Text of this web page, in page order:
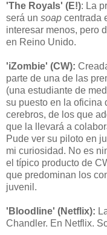
'The Royals' (E!): La
será un soap centrada
interesar menos, pero
en Reino Unido.
'iZombie' (CW):
parte de una de las
(una estudiante de
su puesto en la oficina
cerebros, de los que
que la llevará a
Pude ver su piloto en
mi curiosidad. No es
el típico producto de
que predominan los
juvenil.
'Bloodline' (Netflix):
Chandler. En Netflix.